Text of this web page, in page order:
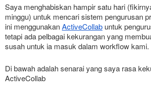
Saya menghabiskan hampir satu hari
minggu) untuk mencari sistem pengurusan
ini menggunakan ActiveCollab untuk
tetapi ada pelbagai kekurangan yang
susah untuk ia masuk dalam workflow kami.
Di bawah adalah senarai yang saya rasa
ActiveCollab